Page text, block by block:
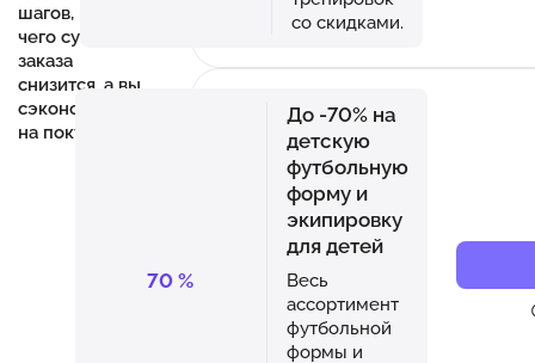
шагов, после
чего сумма
заказа
снизится, а вы
сэкономите
на покупке.
со скидками.
70 %
До -70% на
детскую
футбольную
форму и
экипировку
для детей
Весь
ассортимент
футбольной
формы и